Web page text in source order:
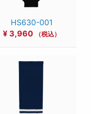
HS630-001
¥ 3,960 （税込）